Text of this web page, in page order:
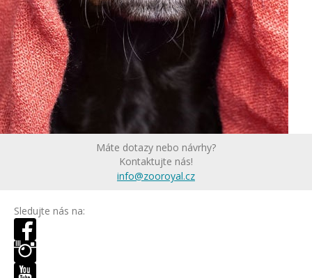
Máte dotazy nebo návrhy?
Kontaktujte nás!
info@zooroyal.cz
Sledujte nás na: